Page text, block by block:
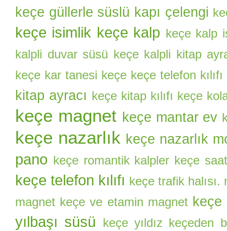
keçe güllerle süslü kapı çelengi
keçe isimlik keçe kalp keçe kalp
kalpli duvar süsü keçe kalpli kitap
keçe kar tanesi keçe keçe telefon kılıfı
kitap ayracı keçe kitap kılıfı keçe
keçe magnet keçe mantar ev
keçe nazarlık keçe nazarlık
pano keçe romantik kalpler keçe
keçe telefon kılıfı keçe trafik halısı.
magnet keçe ve etamin magnet
yılbaşı süsü keçe yıldız
keçeden